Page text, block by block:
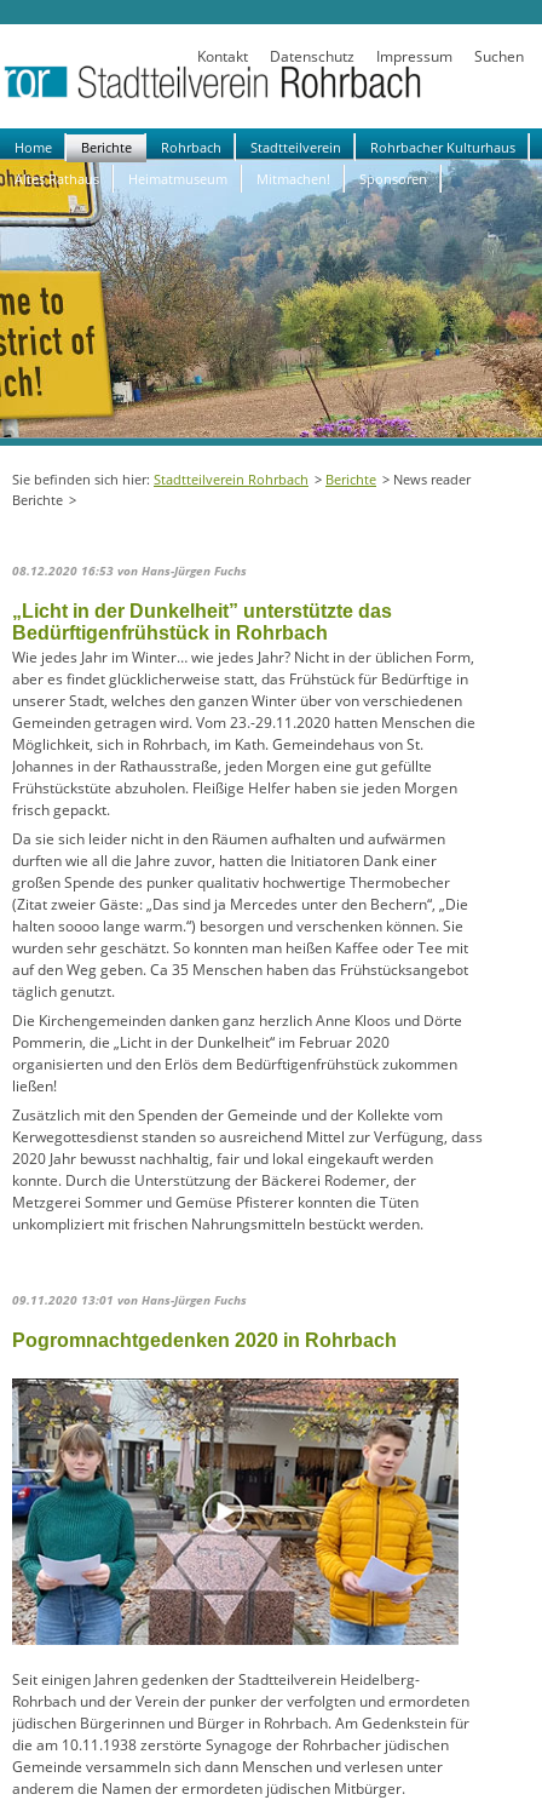
Kontakt Datenschutz Impressum Suchen
Navigation
überspringen
Home Berichte Rohrbach Stadtteilverein
Rohrbacher Kulturhaus
Altes Rathaus
Heimatmuseum Mitmachen! Sponsoren
Stadtteilverein Rohrbach Berichte
News reader
Berichte
08.12.2020 16:53 von Hans-Jürgen Fuchs
„Licht in der Dunkelheit” unterstützte das
Bedürftigenfrühstück in Rohrbach
Wie jedes Jahr im Winter… wie jedes Jahr? Nicht in der üblichen Form,
aber es findet glücklicherweise statt, das Frühstück für Bedürftige in
unserer Stadt, welches den ganzen Winter über von verschiedenen
Gemeinden getragen wird. Vom 23.-29.11.2020 hatten Menschen die
Möglichkeit, sich in Rohrbach, im Kath. Gemeindehaus von St.
Johannes in der Rathausstraße, jeden Morgen eine gut gefüllte
Frühstückstüte abzuholen. Fleißige Helfer haben sie jeden Morgen
frisch gepackt.
Da sie sich leider nicht in den Räumen aufhalten und aufwärmen
durften wie all die Jahre zuvor, hatten die Initiatoren Dank einer
großen Spende des punker qualitativ hochwertige Thermobecher
(Zitat zweier Gäste: „Das sind ja Mercedes unter den Bechern“, „Die
halten soooo lange warm.“) besorgen und verschenken können. Sie
wurden sehr geschätzt. So konnten man heißen Kaffee oder Tee mit
auf den Weg geben. Ca 35 Menschen haben das Frühstücksangebot
täglich genutzt.
Die Kirchengemeinden danken ganz herzlich Anne Kloos und Dörte
Pommerin, die „Licht in der Dunkelheit“ im Februar 2020
organisierten und den Erlös dem Bedürftigenfrühstück zukommen
ließen!
Zusätzlich mit den Spenden der Gemeinde und der Kollekte vom
Kerwegottesdienst standen so ausreichend Mittel zur Verfügung, dass
2020 Jahr bewusst nachhaltig, fair und lokal eingekauft werden
konnte. Durch die Unterstützung der Bäckerei Rodemer, der
Metzgerei Sommer und Gemüse Pfisterer konnten die Tüten
unkompliziert mit frischen Nahrungsmitteln bestückt werden.
09.11.2020 13:01 von Hans-Jürgen Fuchs
Pogromnachtgedenken 2020 in Rohrbach
Seit einigen Jahren gedenken der Stadtteilverein Heidelberg-
Rohrbach und der Verein der punker der verfolgten und ermordeten
jüdischen Bürgerinnen und Bürger in Rohrbach. Am Gedenkstein für
die am 10.11.1938 zerstörte Synagoge der Rohrbacher jüdischen
Gemeinde versammeln sich dann Menschen und verlesen unter
anderem die Namen der ermordeten jüdischen Mitbürger.